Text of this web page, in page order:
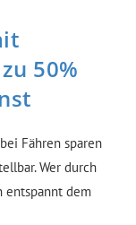
50%
Fähren sparen
Wer durch
entspannt dem